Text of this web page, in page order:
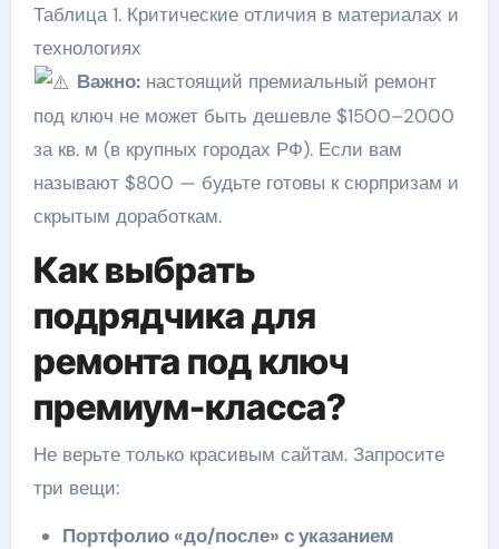
Таблица 1. Критические отличия в материалах и
технологиях
Важно: настоящий премиальный ремонт
под ключ не может быть дешевле $1500–2000
за кв. м (в крупных городах РФ). Если вам
называют $800 — будьте готовы к сюрпризам и
скрытым доработкам.
Как выбрать
подрядчика для
ремонта под ключ
премиум-класса?
Не верьте только красивым сайтам. Запросите
три вещи:
Портфолио «до/после» с указанием